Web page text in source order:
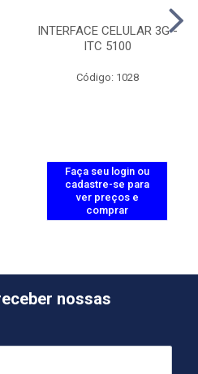
INTERFACE CELULAR 3G -
ITC 5100
Código: 1028
Faça seu login ou
cadastre-se para
ver preços e
comprar
nossas